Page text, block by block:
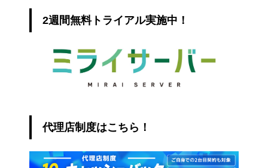
2週間無料トライアル実施中！
代理店制度はこちら！